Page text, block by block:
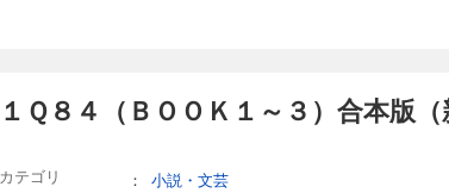
１Ｑ８４（ＢＯＯＫ１～３）合本版
カテゴリ ：
小説・文芸